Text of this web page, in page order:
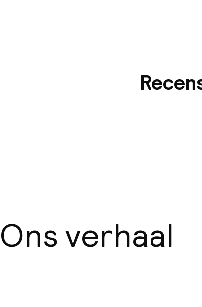
Ons verhaal